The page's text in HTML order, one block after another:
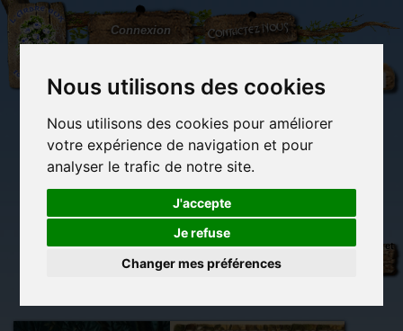
Nous utilisons des cookies
Nous utilisons des cookies pour améliorer
votre expérience de navigation et pour
analyser le trafic de notre site.
J'accepte
Je refuse
Changer mes préférences
L'Arbre
aux
100.000
Connexion Contactez-nous
(vide)
Librairie des
Carterie
originale
Activités
détente et jeux
Objets déco et